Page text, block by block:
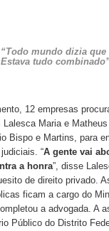
“Todo mundo dizia
Estava tudo
12 empresas
Lalesca Maria e
Bispo e Martins, para
“A gente vai
a honra”, disse
de direito privado.
ficam a cargo do
a advogada. A
Público do Distrito